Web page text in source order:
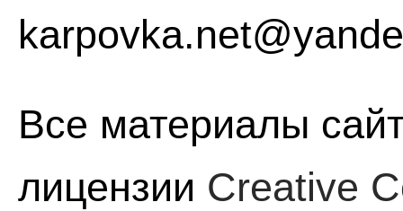
Все материалы
лицензии Creative